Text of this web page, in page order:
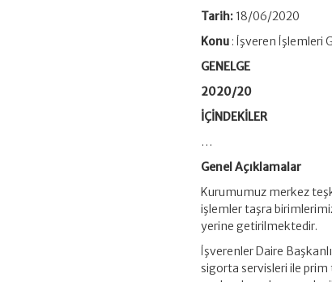
Tarih: 18/06/2020
Konu : İşveren İşlemleri
GENELGE
2020/20
İÇİNDEKİLER
…
Genel Açıklamalar
Kurumumuz merkez
işlemler taşra
yerine getirilmektedir.
İşverenler Daire
sigorta servisleri ile